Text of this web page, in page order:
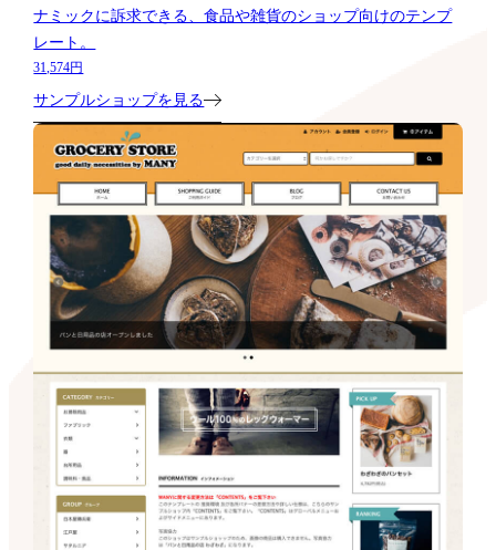
ナミックに訴求できる、食品や雑貨のショップ向けのテンプ
レート。
31,574円
サンプルショップを見る